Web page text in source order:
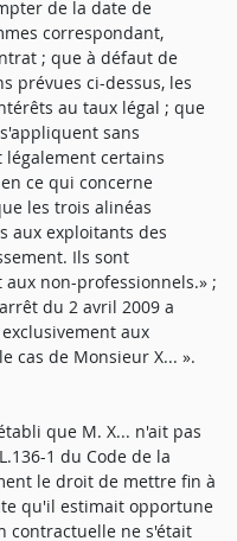
de la date de
correspondant,
; que à défaut de
prévues ci-dessus, les
au taux légal ; que
sans
certains
ce qui concerne
les trois alinéas
aux exploitants des
Ils sont
non-professionnels.» ;
du 2 avril 2009 a
aux
cas de Monsieur X... ».
que M. X... n'ait pas
1 du Code de la
le droit de mettre fin à
qu'il estimait opportune
contractuelle ne s'était